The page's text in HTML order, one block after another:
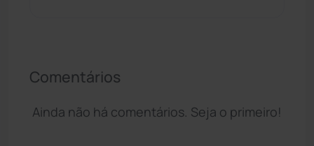
Comentários
Ainda não há comentários. Seja o primeiro!